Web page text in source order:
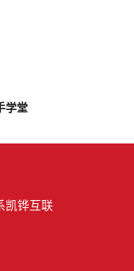
学堂
凯铧互联